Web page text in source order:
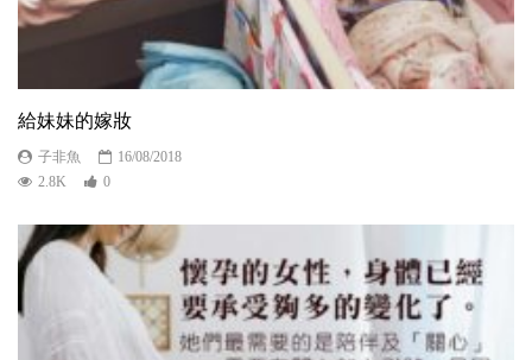
給妹妹的嫁妝
子非魚
16/08/2018
2.8K
0